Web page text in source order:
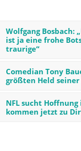
Wolfgang Bosbach:
ist ja eine frohe
traurige“
Comedian Tony
größten Held
NFL sucht
kommen jetzt zu